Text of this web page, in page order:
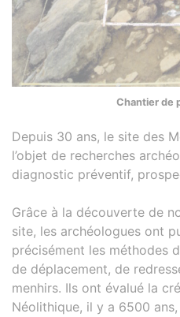
Chantier de
Depuis 30 ans, le site des
l’objet de recherches
diagnostic préventif,
Grâce à la découverte de
site, les archéologues ont
précisément les méthodes
de déplacement, de
menhirs. Ils ont évalué la
Néolithique, il y a 6500